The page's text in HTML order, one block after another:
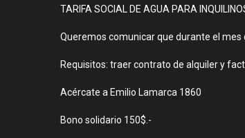
TARIFA SOCIAL DE AGUA PARA
Queremos comunicar que durante el mes
Requisitos: traer contrato de alquiler y
Acércate a Emilio Lamarca 1860
Bono solidario 150$.-